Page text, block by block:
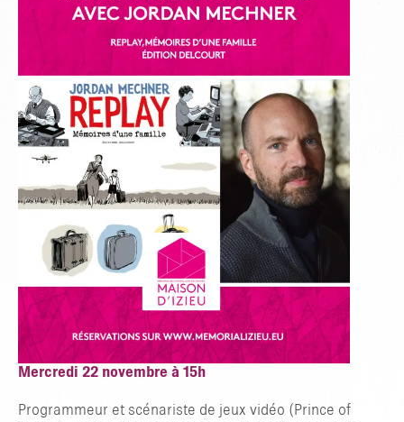
Mercredi 22 novembre à 15h
Programmeur et scénariste de jeux vidéo (Prince of